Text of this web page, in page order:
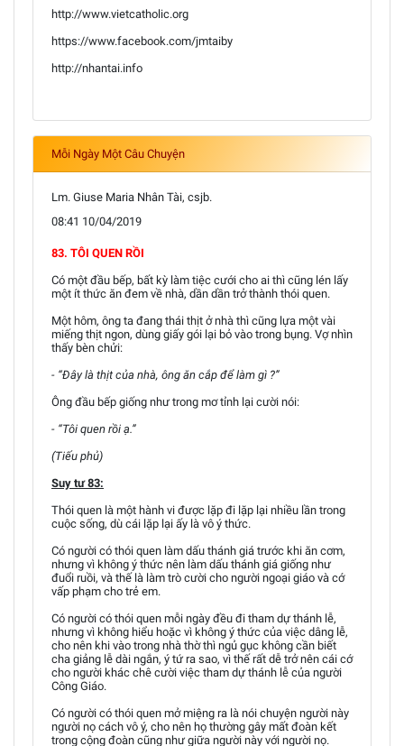
http://www.vietcatholic.org
https://www.facebook.com/jmtaiby
http://nhantai.info
Mỗi Ngày Một Câu Chuyện
Lm. Giuse Maria Nhân Tài, csjb.
08:41 10/04/2019
83. TÔI QUEN RỒI
Có một đầu bếp, bất kỳ làm tiệc cưới cho ai thì cũng lén lấy
một ít thức ăn đem về nhà, dần dần trở thành thói quen.
Một hôm, ông ta đang thái thịt ở nhà thì cũng lựa một vài
miếng thịt ngon, dùng giấy gói lại bỏ vào trong bụng. Vợ nhìn
thấy bèn chửi:
- “Đây là thịt của nhà, ông ăn cắp để làm gì ?”
Ông đầu bếp giống như trong mơ tỉnh lại cười nói:
- “Tôi quen rồi ạ.”
(Tiếu phủ)
Suy tư 83:
Thói quen là một hành vi được lặp đi lặp lại nhiều lần trong
cuộc sống, dù cái lặp lại ấy là vô ý thức.
Có người có thói quen làm dấu thánh giá trước khi ăn cơm,
nhưng vì không ý thức nên làm dấu thánh giá giống như
đuổi ruồi, và thế là làm trò cười cho người ngoại giáo và cớ
vấp phạm cho trẻ em.
Có người có thói quen mỗi ngày đều đi tham dự thánh lễ,
nhưng vì không hiểu hoặc vì không ý thức của việc dâng lễ,
cho nên khi vào trong nhà thờ thì ngủ gục không cần biết
cha giảng lễ dài ngắn, ý tứ ra sao, vì thế rất dễ trở nên cái cớ
cho người khác chê cười việc tham dự thánh lễ của người
Công Giáo.
Có người có thói quen mở miệng ra là nói chuyện người này
người nọ cách vô ý, cho nên họ thường gây mất đoàn kết
trong cộng đoàn cũng như giữa người này với người nọ.